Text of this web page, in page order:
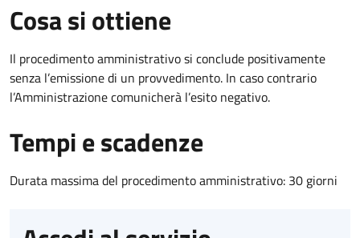
Cosa si ottiene
Il procedimento amministrativo si conclude positivamente
senza l’emissione di un provvedimento. In caso contrario
l’Amministrazione comunicherà l’esito negativo.
Tempi e scadenze
Durata massima del procedimento amministrativo: 30 giorni